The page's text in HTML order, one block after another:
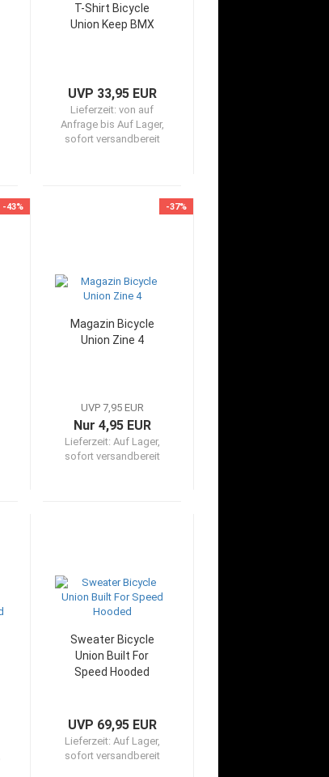
T-Shirt Bicycle
Union Keep BMX
UVP 33,95 EUR
Lieferzeit: von auf
Anfrage bis Auf Lager,
sofort versandbereit
-43% -37%
Magazin Bicycle
Union Zine 4
UVP 7,95 EUR
Nur 4,95 EUR
Lieferzeit: Auf Lager,
sofort versandbereit
Sweater Bicycle
Union Built For
Speed Hooded
UVP 69,95 EUR
Lieferzeit: Auf Lager,
sofort versandbereit